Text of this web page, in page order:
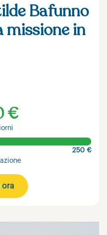
Bafunno
missione in
€
250 €
ora